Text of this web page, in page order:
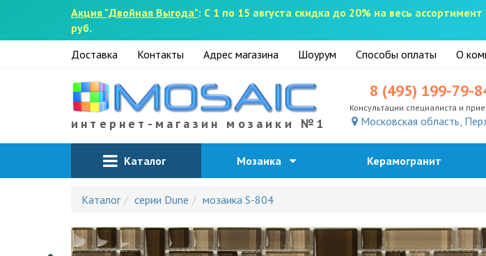
Акция "Двойная Выгода": С 1 по 15 августа скидка до 20% на весь
руб.
Доставка Контакты Адрес магазина Шоурум Способы оплаты О
интернет-магазин мозаики №1
8 (495) 199-79-
Консультации специалиста и
Московская область,
Каталог Мозаика Керамогранит
Каталог серии Dune мозаика S-804